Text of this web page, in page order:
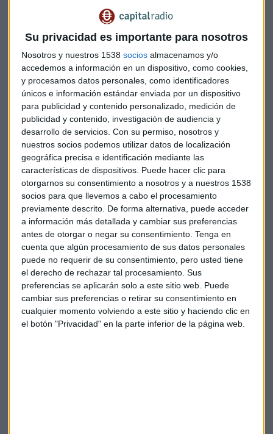
Su privacidad es importante para nosotros
Nosotros y nuestros 1538 socios almacenamos y/o
accedemos a información en un dispositivo, como cookies,
y procesamos datos personales, como identificadores
únicos e información estándar enviada por un dispositivo
para publicidad y contenido personalizado, medición de
publicidad y contenido, investigación de audiencia y
desarrollo de servicios. Con su permiso, nosotros y
nuestros socios podemos utilizar datos de localización
geográfica precisa e identificación mediante las
características de dispositivos. Puede hacer clic para
otorgarnos su consentimiento a nosotros y a nuestros 1538
socios para que llevemos a cabo el procesamiento
previamente descrito. De forma alternativa, puede acceder
a información más detallada y cambiar sus preferencias
antes de otorgar o negar su consentimiento. Tenga en
cuenta que algún procesamiento de sus datos personales
puede no requerir de su consentimiento, pero usted tiene
el derecho de rechazar tal procesamiento. Sus
preferencias se aplicarán solo a este sitio web. Puede
cambiar sus preferencias o retirar su consentimiento en
cualquier momento volviendo a este sitio y haciendo clic en
el botón "Privacidad" en la parte inferior de la página web.
La compañía asegura que cumple con todas las leyes y
regulaciones aplicables en los países en los que opera,
incluidas aquellas que se aplican sobre el control y sanción
de las exportaciones de las Naciones Unidas, Estados
Unidos y la Unión Europea.
EL CONFLICTO SE HA REFLEJADO EN EUROPA y EEUU
El Ibex 35 ha cerrado la sesión del jueves con unacaída del
2,75% hasta los 8.764,50 enteros. Pierde los 9.000 puntos
en una jornada en la que se ha incrementado el pánico por
un encrudecimiento de las tensiones comerciales entre
China y EEUU.
DIA ha liderado las pérdidascon un recorte del 9,37%. Sus
acciones, en mínimos históricos: 53 céntimos la acción. Hoy
que se baraja que
MásMóvil, Ence o Logista podrían ocupar su lugar en el Ibex
una vez el CAT tome la decisión de expulsar a la cadena de
supermercados del selectivo español en su próxima reunión